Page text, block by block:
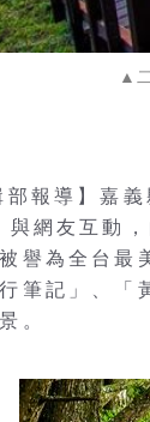
▲
部報導】嘉
網友互動
譽為全台最
筆記」、「
。